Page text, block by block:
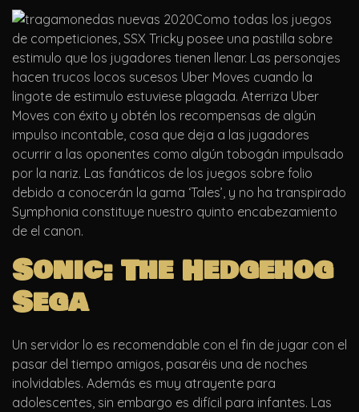
Como todas los juegos
de competiciones, SSX Tricky posee una pastilla sobre
estimulo que los jugadores tienen llenar. Las personajes
hacen trucos locos sucesos Uber Moves cuando la
lingote de estimulo estuviese plagada. Aterriza Uber
Moves con éxito y obtén los recompensas de algún
impulso incontable, cosa que deja a las jugadores
ocurrir a las oponentes como algún tobogán impulsado
por la nariz. Las fanáticos de los juegos sobre folio
debido a conocerán la gama ‘Tales’, y no ha transpirado
Symphonia constituye nuestro quinto encabezamiento
de el canon.
Sonic: The Hedgehog
Sega
Un servidor lo es recomendable con el fin de jugar con el
pasar del tiempo amigos, pasaréis una de noches
inolvidables. Además es muy atrayente para
adolescentes, sin embargo es difícil para infantes. Las